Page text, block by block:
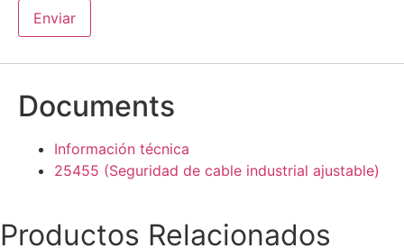
Documents
Información técnica
25455 (Seguridad de cable industrial ajustable)
Productos Relacionados